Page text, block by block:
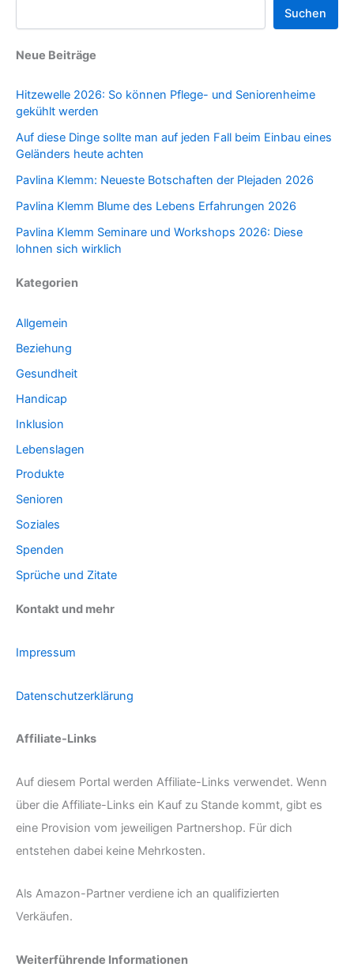
Suchen
Neue Beiträge
Hitzewelle 2026: So können Pflege- und Seniorenheime
gekühlt werden
Auf diese Dinge sollte man auf jeden Fall beim Einbau eines
Geländers heute achten
Pavlina Klemm: Neueste Botschaften der Plejaden 2026
Pavlina Klemm Blume des Lebens Erfahrungen 2026
Pavlina Klemm Seminare und Workshops 2026: Diese
lohnen sich wirklich
Kategorien
Allgemein
Beziehung
Gesundheit
Handicap
Inklusion
Lebenslagen
Produkte
Senioren
Soziales
Spenden
Sprüche und Zitate
Kontakt und mehr
Impressum
Datenschutzerklärung
Affiliate-Links
Auf diesem Portal werden Affiliate-Links verwendet. Wenn
über die Affiliate-Links ein Kauf zu Stande kommt, gibt es
eine Provision vom jeweiligen Partnershop. Für dich
entstehen dabei keine Mehrkosten.
Als Amazon-Partner verdiene ich an qualifizierten
Verkäufen.
Weiterführende Informationen